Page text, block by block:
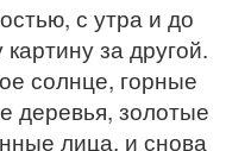
с утра и до
за другой.
солнце, горные
деревья, золотые
лица, и снова